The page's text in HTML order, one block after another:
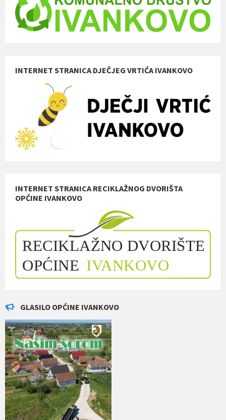
INTERNET STRANICA DJEČJEG VRTIĆA IVANKOVO
INTERNET STRANICA RECIKLAŽNOG DVORIŠTA
OPĆINE IVANKOVO
GLASILO OPĆINE IVANKOVO